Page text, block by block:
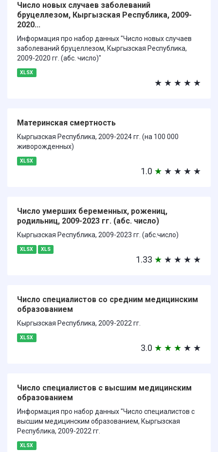
Число новых случаев заболеваний
бруцеллезом, Кыргызская Республика, 2009-
2020...
Информация про набор данных "Число новых случаев
заболеваний бруцеллезом, Кыргызская Республика,
2009-2020 гг. (абс. число)"
XLSX
★ ★ ★ ★ ★
Материнская смертность
Кыргызская Республика, 2009-2024 гг. (на 100 000
живорожденных)
XLSX
1.0 ★ ★ ★ ★ ★
Число умерших беременных, рожениц,
родильниц, 2009-2023 гг. (абс. число)
Кыргызская Республика, 2009-2023 гг. (абс.число)
XLSX XLS
1.33 ★ ★ ★ ★ ★
Число специалистов со средним медицинским
образованием
Кыргызская Республика, 2009-2022 гг.
XLSX
3.0 ★ ★ ★ ★ ★
Число специалистов с высшим медицинским
образованием
Информация про набор данных "Число специалистов с
высшим медицинским образованием, Кыргызская
Республика, 2009-2022 гг.
XLSX